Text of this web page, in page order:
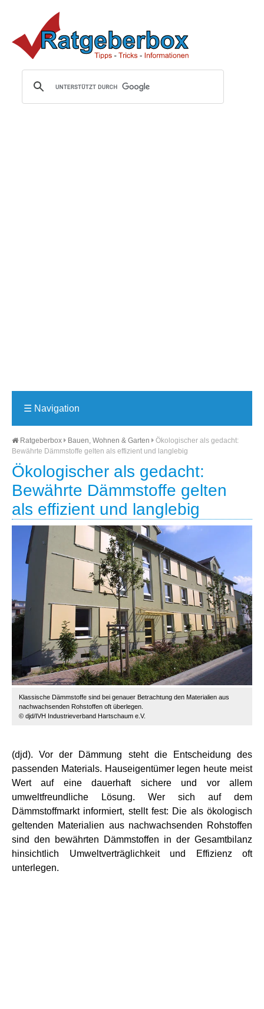
☰ Navigation
Ratgeberbox Bauen, Wohnen & Garten
Ökologischer als gedacht:
Bewährte Dämmstoffe gelten als effizient und langlebig
Ökologischer als gedacht:
Bewährte Dämmstoffe gelten
als effizient und langlebig
Klassische Dämmstoffe sind bei genauer Betrachtung den Materialien aus
nachwachsenden Rohstoffen oft überlegen.
© djd/IVH Industrieverband Hartschaum e.V.
(djd). Vor der Dämmung steht die Entscheidung des
passenden Materials. Hauseigentümer legen heute meist
Wert auf eine dauerhaft sichere und vor allem
umweltfreundliche Lösung. Wer sich auf dem
Dämmstoffmarkt informiert, stellt fest: Die als ökologisch
geltenden Materialien aus nachwachsenden Rohstoffen
sind den bewährten Dämmstoffen in der Gesamtbilanz
hinsichtlich Umweltverträglichkeit und Effizienz oft
unterlegen.